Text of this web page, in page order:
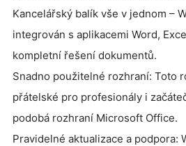
Kancelářský balík vše v jednom –
integrován s aplikacemi Word,
kompletní řešení dokumentů.
Snadno použitelné rozhraní: Toto
přátelské pro profesionály i
podobá rozhraní Microsoft Office.
Pravidelné aktualizace a podpora: